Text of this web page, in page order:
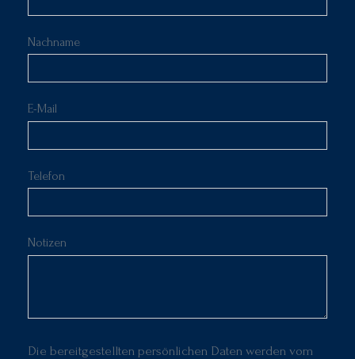
Nachname
E-Mail
Telefon
Notizen
Die bereitgestellten persönlichen Daten werden vom